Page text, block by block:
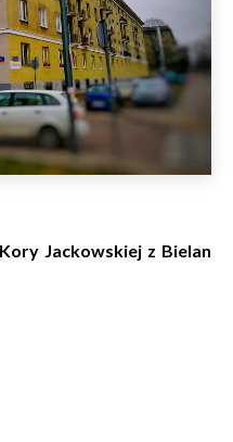
Jackowskiej z Bielan